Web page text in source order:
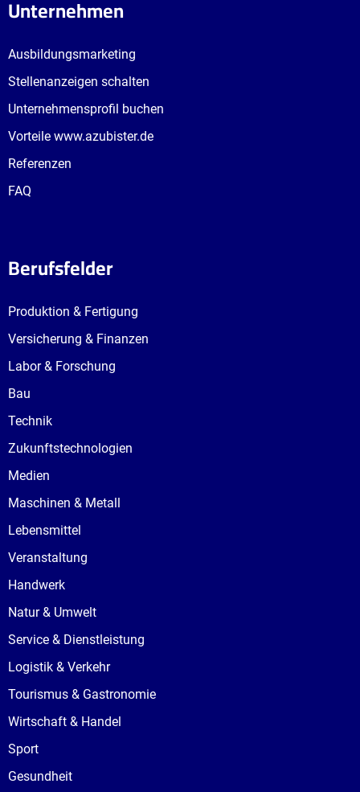
Unternehmen
Ausbildungsmarketing
Stellenanzeigen schalten
Unternehmensprofil buchen
Vorteile www.azubister.de
Referenzen
FAQ
Berufsfelder
Produktion & Fertigung
Versicherung & Finanzen
Labor & Forschung
Bau
Technik
Zukunftstechnologien
Medien
Maschinen & Metall
Lebensmittel
Veranstaltung
Handwerk
Natur & Umwelt
Service & Dienstleistung
Logistik & Verkehr
Tourismus & Gastronomie
Wirtschaft & Handel
Sport
Gesundheit